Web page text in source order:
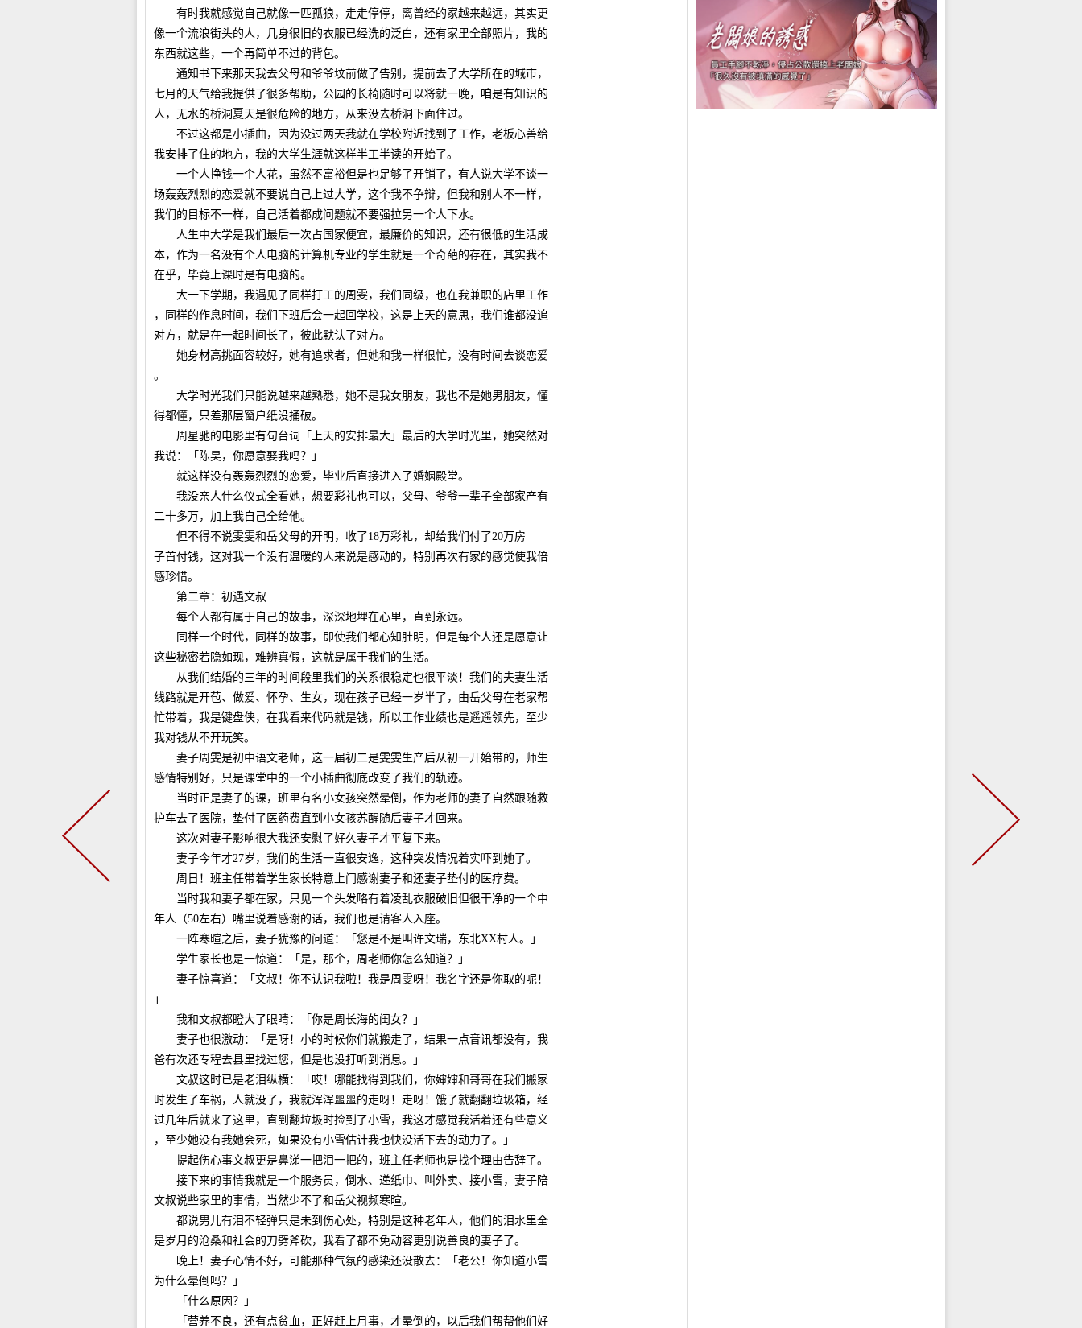
有时我就感觉自己就像一匹孤狼，走走停停，离曾经的家越来越远，其实更
像一个流浪街头的人，几身很旧的衣服已经洗的泛白，还有家里全部照片，我的
东西就这些，一个再简单不过的背包。
通知书下来那天我去父母和爷爷坟前做了告别，提前去了大学所在的城市，
七月的天气给我提供了很多帮助，公园的长椅随时可以将就一晚，咱是有知识的
人，无水的桥洞夏天是很危险的地方，从来没去桥洞下面住过。
不过这都是小插曲，因为没过两天我就在学校附近找到了工作，老板心善给
我安排了住的地方，我的大学生涯就这样半工半读的开始了。
一个人挣钱一个人花，虽然不富裕但是也足够了开销了，有人说大学不谈一
场轰轰烈烈的恋爱就不要说自己上过大学，这个我不争辩，但我和别人不一样，
我们的目标不一样，自己活着都成问题就不要强拉另一个人下水。
人生中大学是我们最后一次占国家便宜，最廉价的知识，还有很低的生活成
本，作为一名没有个人电脑的计算机专业的学生就是一个奇葩的存在，其实我不
在乎，毕竟上课时是有电脑的。
大一下学期，我遇见了同样打工的周雯，我们同级，也在我兼职的店里工作
，同样的作息时间，我们下班后会一起回学校，这是上天的意思，我们谁都没追
对方，就是在一起时间长了，彼此默认了对方。
她身材高挑面容较好，她有追求者，但她和我一样很忙，没有时间去谈恋爱
。
大学时光我们只能说越来越熟悉，她不是我女朋友，我也不是她男朋友，懂
得都懂，只差那层窗户纸没捅破。
周星驰的电影里有句台词「上天的安排最大」最后的大学时光里，她突然对
我说：「陈昊，你愿意娶我吗？」
就这样没有轰轰烈烈的恋爱，毕业后直接进入了婚姻殿堂。
我没亲人什么仪式全看她，想要彩礼也可以，父母、爷爷一辈子全部家产有
二十多万，加上我自己全给他。
但不得不说雯雯和岳父母的开明，收了18万彩礼，却给我们付了20万房
子首付钱，这对我一个没有温暖的人来说是感动的，特别再次有家的感觉使我倍
感珍惜。
第二章：初遇文叔
每个人都有属于自己的故事，深深地埋在心里，直到永远。
同样一个时代，同样的故事，即使我们都心知肚明，但是每个人还是愿意让
这些秘密若隐如现，难辨真假，这就是属于我们的生活。
从我们结婚的三年的时间段里我们的关系很稳定也很平淡！我们的夫妻生活
线路就是开苞、做爱、怀孕、生女，现在孩子已经一岁半了，由岳父母在老家帮
忙带着，我是键盘侠，在我看来代码就是钱，所以工作业绩也是遥遥领先，至少
我对钱从不开玩笑。
妻子周雯是初中语文老师，这一届初二是雯雯生产后从初一开始带的，师生
感情特别好，只是课堂中的一个小插曲彻底改变了我们的轨迹。
当时正是妻子的课，班里有名小女孩突然晕倒，作为老师的妻子自然跟随救
护车去了医院，垫付了医药费直到小女孩苏醒随后妻子才回来。
这次对妻子影响很大我还安慰了好久妻子才平复下来。
妻子今年才27岁，我们的生活一直很安逸，这种突发情况着实吓到她了。
周日！班主任带着学生家长特意上门感谢妻子和还妻子垫付的医疗费。
当时我和妻子都在家，只见一个头发略有着凌乱衣服破旧但很干净的一个中
年人（50左右）嘴里说着感谢的话，我们也是请客人入座。
一阵寒暄之后，妻子犹豫的问道：「您是不是叫许文瑞，东北XX村人。」
学生家长也是一惊道：「是，那个，周老师你怎么知道？」
妻子惊喜道：「文叔！你不认识我啦！我是周雯呀！我名字还是你取的呢！
」
我和文叔都瞪大了眼睛：「你是周长海的闺女？」
妻子也很激动：「是呀！小的时候你们就搬走了，结果一点音讯都没有，我
爸有次还专程去县里找过您，但是也没打听到消息。」
文叔这时已是老泪纵横：「哎！哪能找得到我们，你婶婶和哥哥在我们搬家
时发生了车祸，人就没了，我就浑浑噩噩的走呀！走呀！饿了就翻翻垃圾箱，经
过几年后就来了这里，直到翻垃圾时捡到了小雪，我这才感觉我活着还有些意义
，至少她没有我她会死，如果没有小雪估计我也快没活下去的动力了。」
提起伤心事文叔更是鼻涕一把泪一把的，班主任老师也是找个理由告辞了。
接下来的事情我就是一个服务员，倒水、递纸巾、叫外卖、接小雪，妻子陪
文叔说些家里的事情，当然少不了和岳父视频寒暄。
都说男儿有泪不轻弹只是未到伤心处，特别是这种老年人，他们的泪水里全
是岁月的沧桑和社会的刀劈斧砍，我看了都不免动容更别说善良的妻子了。
晚上！妻子心情不好，可能那种气氛的感染还没散去：「老公！你知道小雪
为什么晕倒吗？」
「什么原因？」
「营养不良，还有点贫血，正好赶上月事，才晕倒的，以后我们帮帮他们好